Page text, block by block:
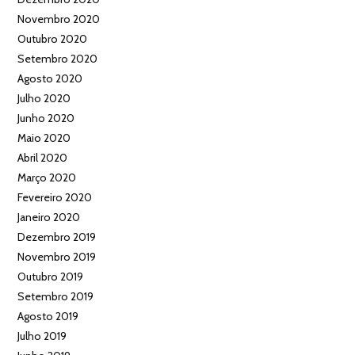
Novembro 2020
Outubro 2020
Setembro 2020
Agosto 2020
Julho 2020
Junho 2020
Maio 2020
Abril 2020
Março 2020
Fevereiro 2020
Janeiro 2020
Dezembro 2019
Novembro 2019
Outubro 2019
Setembro 2019
Agosto 2019
Julho 2019